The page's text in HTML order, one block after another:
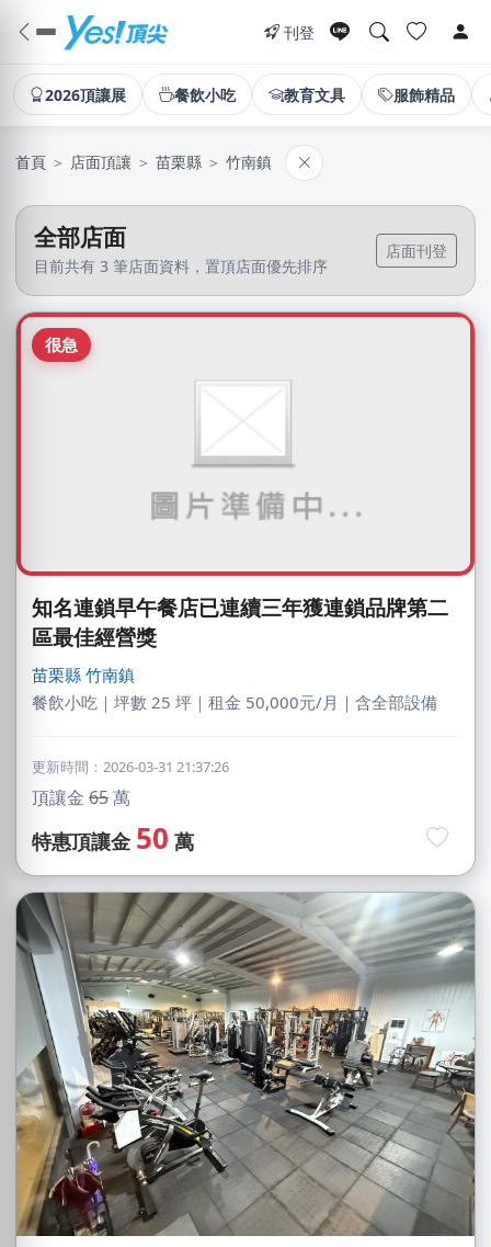
刊登
2026頂讓展 餐飲小吃 教育文具 服飾精品
首頁 ＞ 店面頂讓 ＞ 苗栗縣 ＞ 竹南鎮
全部店面
目前共有 3 筆店面資料，置頂店面優先排序
店面刊登
很急
知名連鎖早午餐店已連續三年獲連鎖品牌第二
區最佳經營獎
苗栗縣 竹南鎮
餐飲小吃｜坪數 25 坪｜租金 50,000元/月｜含全部設備
更新時間：2026-03-31 21:37:26
頂讓金 65萬
特惠頂讓金 50 萬